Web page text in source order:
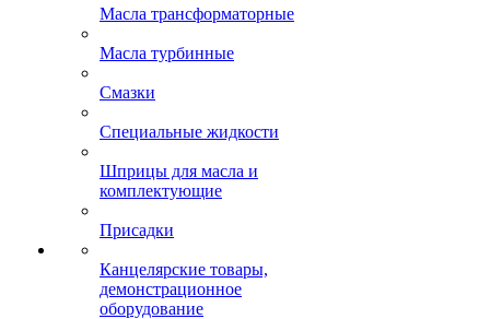
Масла трансформаторные
Масла турбинные
Смазки
Специальные жидкости
Шприцы для масла и
комплектующие
Присадки
Канцелярские товары,
демонстрационное
оборудование